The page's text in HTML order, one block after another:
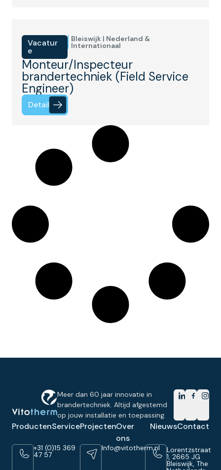
Vacatur
e
Bleiswijk | Nederland &
Internationaal
Monteur/Inspecteur
brandertechniek (Field Service
Engineer)
Details
Meer dan 60 jaar innovatie in
brandertechniek. Altijd afgestemd
op jouw installatie en toepassing.
ProductenServiceProjectenOver
ons
NieuwsContact
+31 (0)15 369
47 57
Info@vitotherm.nl Lorentzstraat
1, 2665 JG
Bleiswijk, The